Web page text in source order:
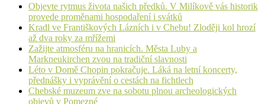
Objevte rytmus života našich předků. V Milíkově vás historik
provede proměnami hospodaření i svátků
Kradl ve Františkových Lázních i v Chebu! Zloději kol hrozí
až dva roky za mřížemi
Zažijte atmosféru na hranicích. Města Luby a
Markneukirchen zvou na tradiční slavnosti
Léto v Domě Chopin pokračuje. Láká na letní koncerty,
přednášky i vyprávění o cestách na fichtlech
Chebské muzeum zve na sobotu plnou archeologických
objevů v Pomezné